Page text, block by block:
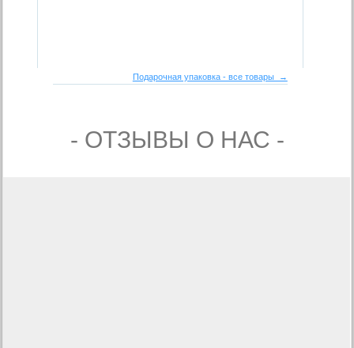
Подарочная упаковка - все товары →
- ОТЗЫВЫ О НАС -